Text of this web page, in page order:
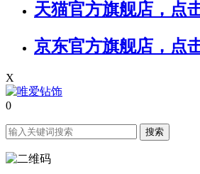
天猫官方旗舰店，点
京东官方旗舰店，点
X
0
搜索